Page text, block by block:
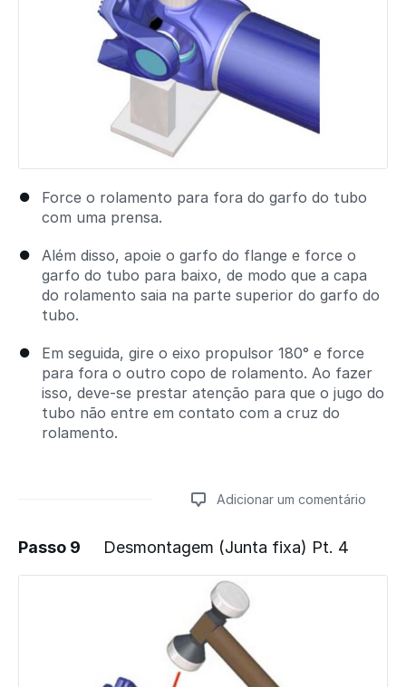
Force o rolamento para fora do garfo do tubo
com uma prensa.
Além disso, apoie o garfo do flange e force o
garfo do tubo para baixo, de modo que a capa
do rolamento saia na parte superior do garfo do
tubo.
Em seguida, gire o eixo propulsor 180° e force
para fora o outro copo de rolamento. Ao fazer
isso, deve-se prestar atenção para que o jugo do
tubo não entre em contato com a cruz do
rolamento.
Adicionar um comentário
Adicionar um comentário
Passo 9 Desmontagem (Junta fixa) Pt. 4